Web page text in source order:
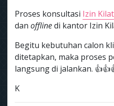
Proses konsultasi Izin Kilat
dan offlinedi kantor Izin
Begitu kebutuhan calon
ditetapkan, maka proses
langsung di jalankan.
K